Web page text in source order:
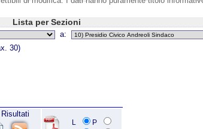
Lista per Sezioni
a:
30)
L
P